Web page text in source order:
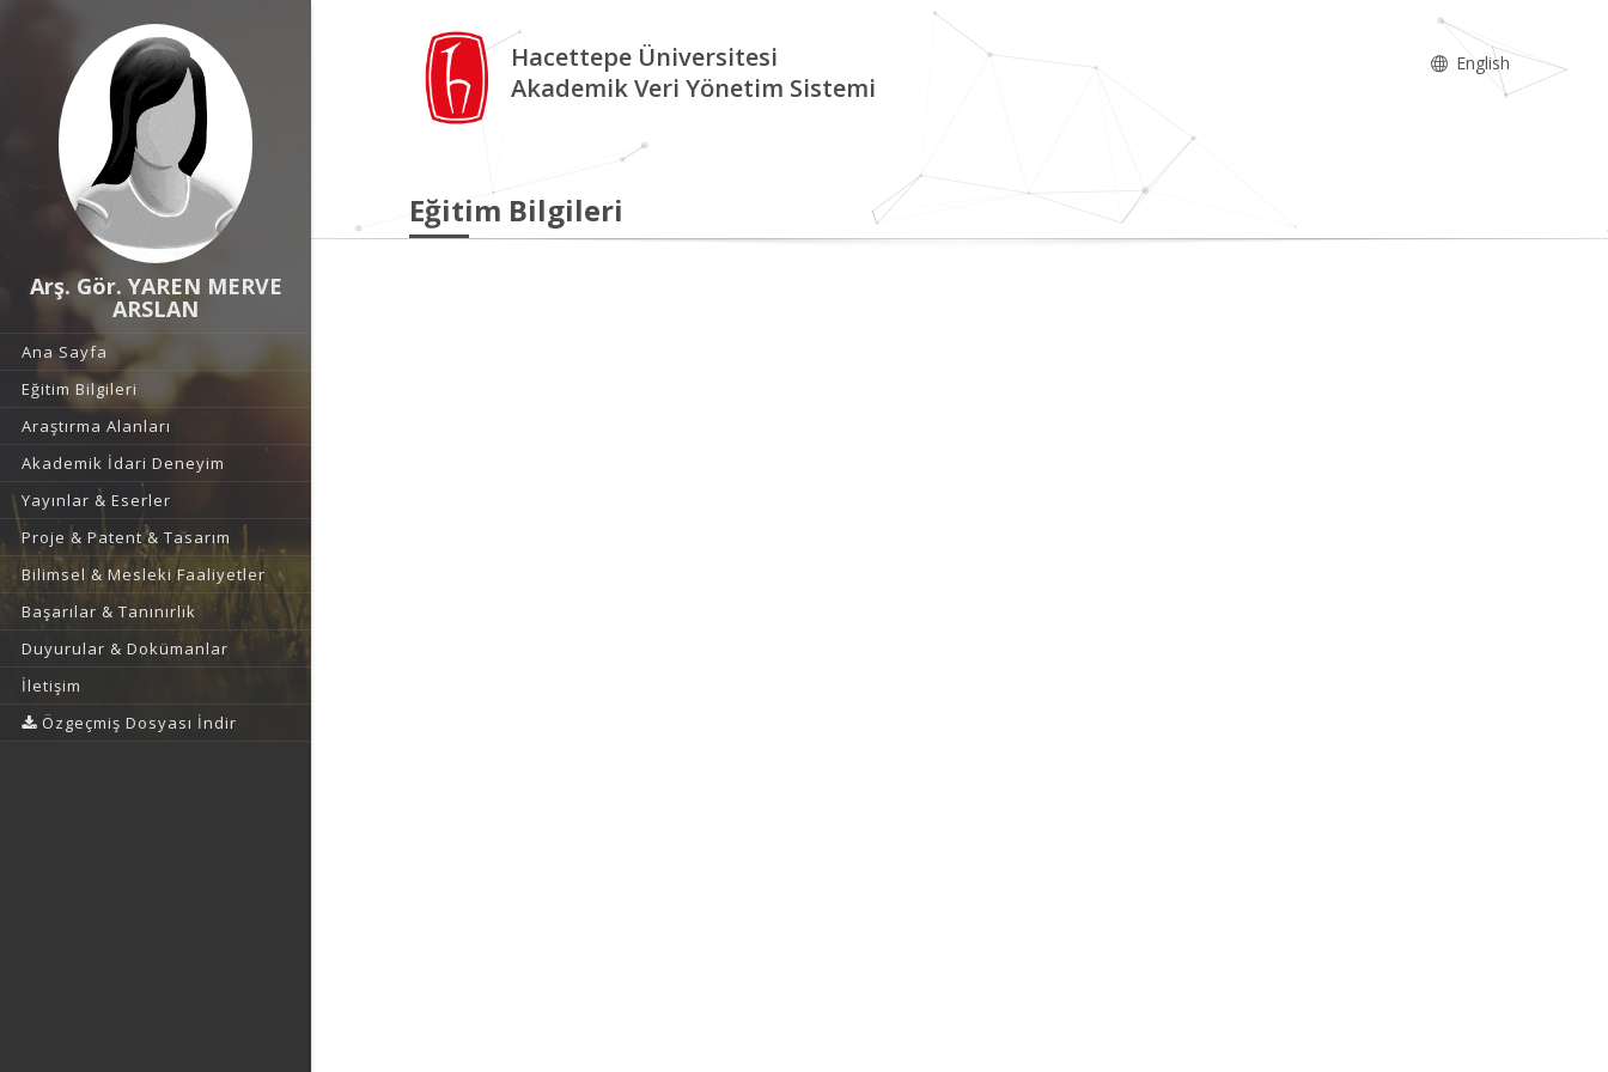
Arş. Gör. YAREN MERVE
ARSLAN
Ana Sayfa
Eğitim Bilgileri
Araştırma Alanları
Akademik İdari Deneyim
Yayınlar & Eserler
Proje & Patent & Tasarım
Bilimsel & Mesleki Faaliyetler
Başarılar & Tanınırlık
Duyurular & Dokümanlar
İletişim
Özgeçmiş Dosyası İndir
Hacettepe Üniversitesi
Akademik Veri Yönetim Sistemi
English
Eğitim Bilgileri